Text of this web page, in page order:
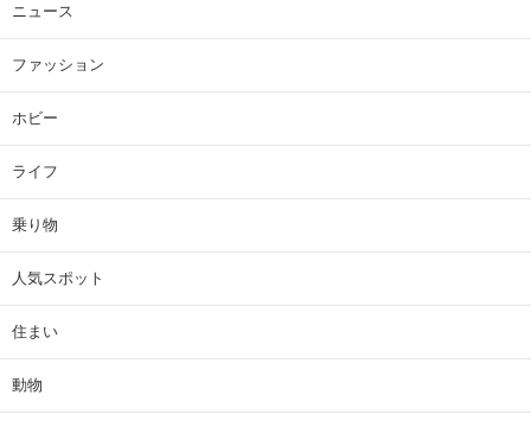
ニュース
ファッション
ホビー
ライフ
乗り物
人気スポット
住まい
動物